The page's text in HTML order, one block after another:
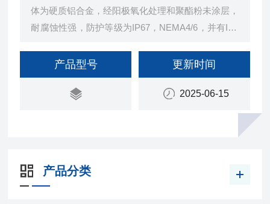
体为硬质铝合金，经阳极氧化处理和聚酯粉未涂层，
耐腐蚀性强，防护等级为IP67，NEMA4/6，并有IP6
产品型号 更新时间
2025-06-15
产品分类